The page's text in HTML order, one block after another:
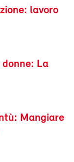
lavoro
La
Mangiare